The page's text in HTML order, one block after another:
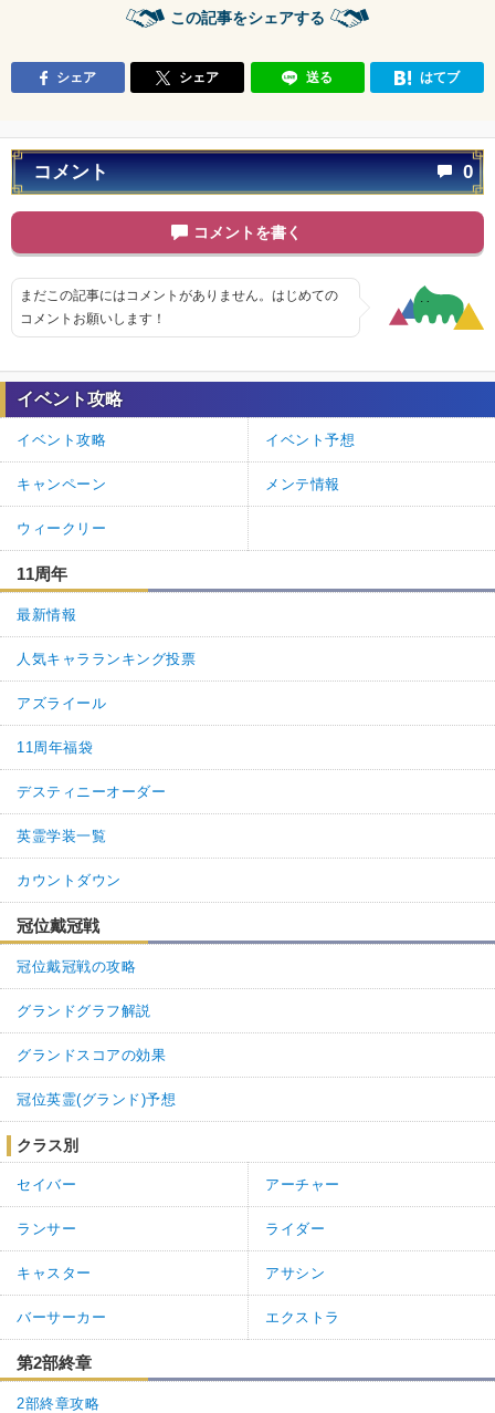
この記事をシェアする
シェア シェア 送る はてブ
コメント 0
コメントを書く
まだこの記事にはコメントがありません。はじめての
コメントお願いします！
イベント攻略
イベント攻略 イベント予想
キャンペーン メンテ情報
ウィークリー
11周年
最新情報
人気キャラランキング投票
アズライール
11周年福袋
デスティニーオーダー
英霊学装一覧
カウントダウン
冠位戴冠戦
冠位戴冠戦の攻略
グランドグラフ解説
グランドスコアの効果
冠位英霊(グランド)予想
クラス別
セイバー アーチャー
ランサー ライダー
キャスター アサシン
バーサーカー エクストラ
第2部終章
2部終章攻略